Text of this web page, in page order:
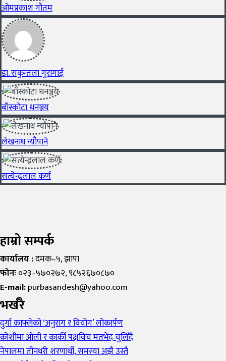
ओमप्रकाश गौतम
डा. सकुन्तला गुरागाई
बाँस्कोटा धनञ्जय
लेखनाथ न्यौपाने
सत्येन्द्रलाल कर्ण
हाम्रो सम्पर्क
कार्यालय :दमक–५, झापा
फोनः०२३–५७०२७२, ९८५२६७०८७०
E-mail:purbasandesh@yahoo.com
भर्खरै
दुर्गा काफ्लेको ‘अनुराग र वियोग’ लोकार्पण
कोशीमा ओली र कार्की पक्षविच मतभेद चुलिँदै
नेपालमा तीनथरी शरणार्थी, समस्या अझै उस्तै